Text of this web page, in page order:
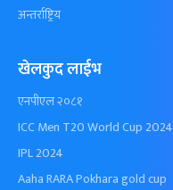
अन्तर्राष्ट्रिय
खेलकुद लाईभ
एनपीएल २०८१
ICC Men T20 World Cup 2024
IPL 2024
Aaha RARA Pokhara gold cup